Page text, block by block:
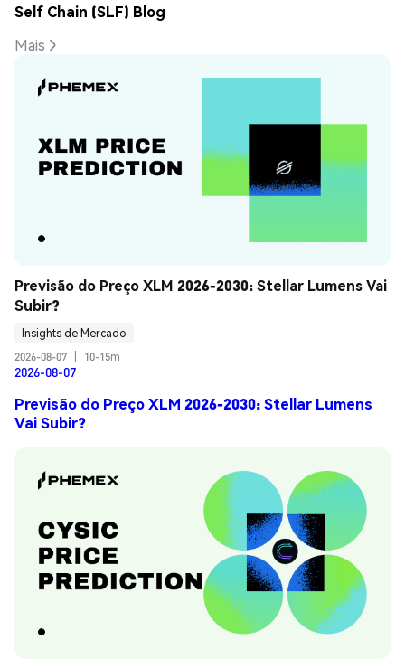
Self Chain (SLF) Blog
Mais
Previsão do Preço XLM 2026-2030: Stellar Lumens Vai
Subir?
Insights de Mercado
2026-08-07
10-15m
2026-08-07
Previsão do Preço XLM 2026-2030: Stellar Lumens
Vai Subir?